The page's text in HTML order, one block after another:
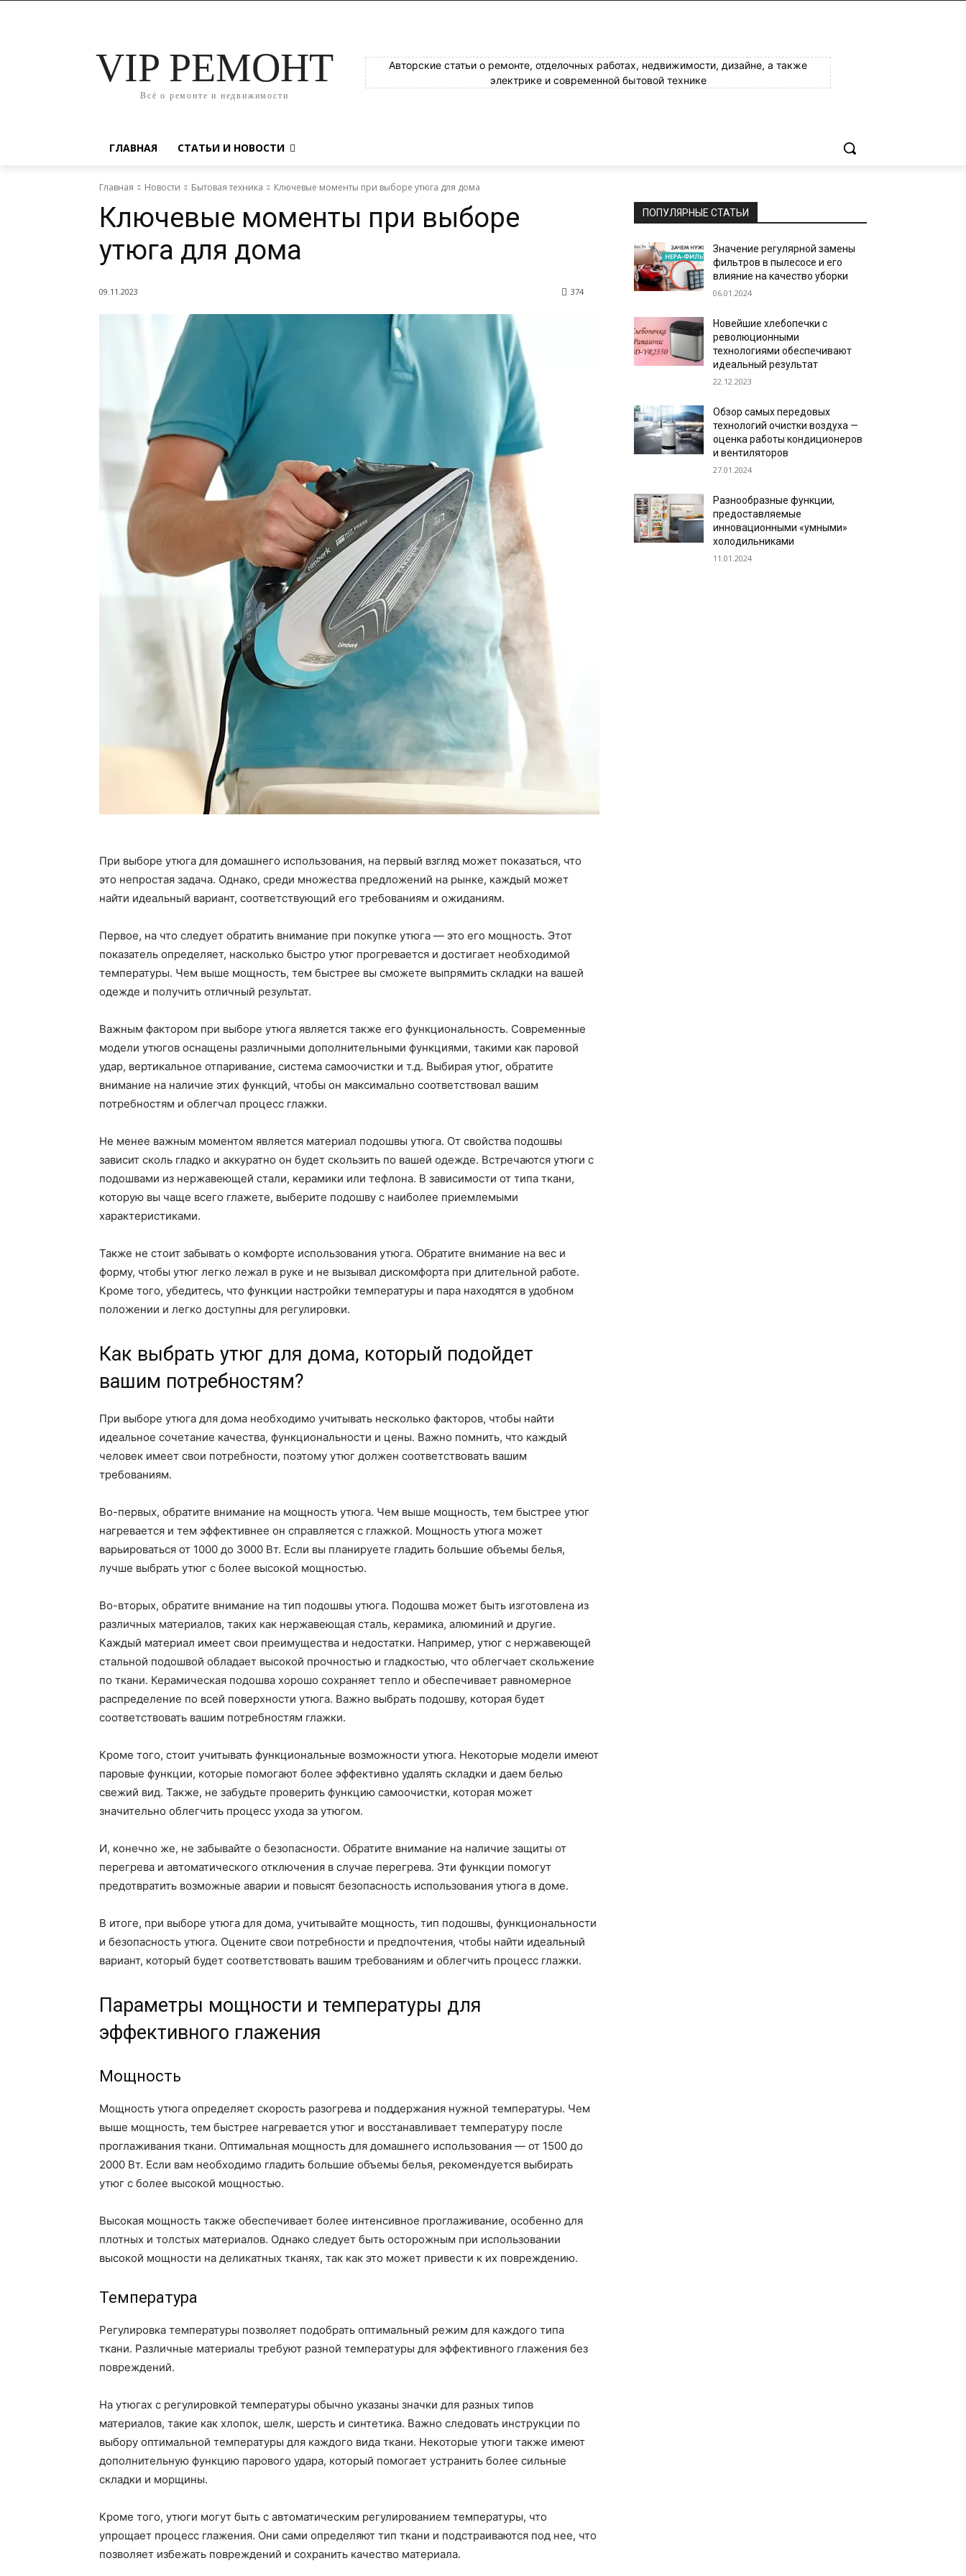
VIP РЕМОНТ
Всё о ремонте и недвижимости
Авторские статьи о ремонте, отделочных работах, недвижимости, дизайне, а также
электрике и современной бытовой технике
ГЛАВНАЯ СТАТЬИ И НОВОСТИ
Главная Новости Бытовая техника Ключевые моменты при выборе утюга для дома
Ключевые моменты при выборе
утюга для дома
09.11.2023 374
При выборе утюга для домашнего использования, на первый взгляд может показаться, что
это непростая задача. Однако, среди множества предложений на рынке, каждый может
найти идеальный вариант, соответствующий его требованиям и ожиданиям.
Первое, на что следует обратить внимание при покупке утюга — это его мощность. Этот
показатель определяет, насколько быстро утюг прогревается и достигает необходимой
температуры. Чем выше мощность, тем быстрее вы сможете выпрямить складки на вашей
одежде и получить отличный результат.
Важным фактором при выборе утюга является также его функциональность. Современные
модели утюгов оснащены различными дополнительными функциями, такими как паровой
удар, вертикальное отпаривание, система самоочистки и т.д. Выбирая утюг, обратите
внимание на наличие этих функций, чтобы он максимально соответствовал вашим
потребностям и облегчал процесс глажки.
Не менее важным моментом является материал подошвы утюга. От свойства подошвы
зависит сколь гладко и аккуратно он будет скользить по вашей одежде. Встречаются утюги с
подошвами из нержавеющей стали, керамики или тефлона. В зависимости от типа ткани,
которую вы чаще всего глажете, выберите подошву с наиболее приемлемыми
характеристиками.
Также не стоит забывать о комфорте использования утюга. Обратите внимание на вес и
форму, чтобы утюг легко лежал в руке и не вызывал дискомфорта при длительной работе.
Кроме того, убедитесь, что функции настройки температуры и пара находятся в удобном
положении и легко доступны для регулировки.
Как выбрать утюг для дома, который подойдет
вашим потребностям?
При выборе утюга для дома необходимо учитывать несколько факторов, чтобы найти
идеальное сочетание качества, функциональности и цены. Важно помнить, что каждый
человек имеет свои потребности, поэтому утюг должен соответствовать вашим
требованиям.
Во-первых, обратите внимание на мощность утюга. Чем выше мощность, тем быстрее утюг
нагревается и тем эффективнее он справляется с глажкой. Мощность утюга может
варьироваться от 1000 до 3000 Вт. Если вы планируете гладить большие объемы белья,
лучше выбрать утюг с более высокой мощностью.
Во-вторых, обратите внимание на тип подошвы утюга. Подошва может быть изготовлена из
различных материалов, таких как нержавеющая сталь, керамика, алюминий и другие.
Каждый материал имеет свои преимущества и недостатки. Например, утюг с нержавеющей
стальной подошвой обладает высокой прочностью и гладкостью, что облегчает скольжение
по ткани. Керамическая подошва хорошо сохраняет тепло и обеспечивает равномерное
распределение по всей поверхности утюга. Важно выбрать подошву, которая будет
соответствовать вашим потребностям глажки.
Кроме того, стоит учитывать функциональные возможности утюга. Некоторые модели имеют
паровые функции, которые помогают более эффективно удалять складки и даем белью
свежий вид. Также, не забудьте проверить функцию самоочистки, которая может
значительно облегчить процесс ухода за утюгом.
И, конечно же, не забывайте о безопасности. Обратите внимание на наличие защиты от
перегрева и автоматического отключения в случае перегрева. Эти функции помогут
предотвратить возможные аварии и повысят безопасность использования утюга в доме.
В итоге, при выборе утюга для дома, учитывайте мощность, тип подошвы, функциональности
и безопасность утюга. Оцените свои потребности и предпочтения, чтобы найти идеальный
вариант, который будет соответствовать вашим требованиям и облегчить процесс глажки.
Параметры мощности и температуры для
эффективного глажения
Мощность
Мощность утюга определяет скорость разогрева и поддержания нужной температуры. Чем
выше мощность, тем быстрее нагревается утюг и восстанавливает температуру после
проглаживания ткани. Оптимальная мощность для домашнего использования — от 1500 до
2000 Вт. Если вам необходимо гладить большие объемы белья, рекомендуется выбирать
утюг с более высокой мощностью.
Высокая мощность также обеспечивает более интенсивное проглаживание, особенно для
плотных и толстых материалов. Однако следует быть осторожным при использовании
высокой мощности на деликатных тканях, так как это может привести к их повреждению.
Температура
Регулировка температуры позволяет подобрать оптимальный режим для каждого типа
ткани. Различные материалы требуют разной температуры для эффективного глажения без
повреждений.
На утюгах с регулировкой температуры обычно указаны значки для разных типов
материалов, такие как хлопок, шелк, шерсть и синтетика. Важно следовать инструкции по
выбору оптимальной температуры для каждого вида ткани. Некоторые утюги также имеют
дополнительную функцию парового удара, который помогает устранить более сильные
складки и морщины.
Кроме того, утюги могут быть с автоматическим регулированием температуры, что
упрощает процесс глажения. Они сами определяют тип ткани и подстраиваются под нее, что
позволяет избежать повреждений и сохранить качество материала.
ПОПУЛЯРНЫЕ СТАТЬИ
Значение регулярной замены
фильтров в пылесосе и его
влияние на качество уборки
06.01.2024
Новейшие хлебопечки с
революционными
технологиями обеспечивают
идеальный результат
22.12.2023
Обзор самых передовых
технологий очистки воздуха —
оценка работы кондиционеров
и вентиляторов
27.01.2024
Разнообразные функции,
предоставляемые
инновационными «умными»
холодильниками
11.01.2024